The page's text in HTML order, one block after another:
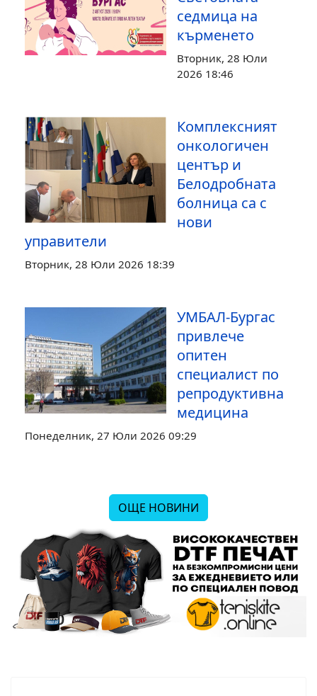
започва в
Бургас на 3
август
Ето как Бургас
отбелязва
Световната
седмица на
кърменето
Вторник, 28 Юли
онкологичен
център и
Белодробната
болница са с
нови
управители
Вторник, 28 Юли 2026 18:39
привлече
опитен
специалист по
репродуктивна
медицина
Понеделник, 27 Юли 2026 09:29